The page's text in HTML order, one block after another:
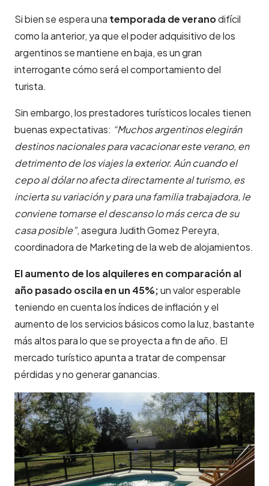
Si bien se espera una temporada de veranodifícil
como la anterior, ya que el poder adquisitivo de los
argentinos se mantiene en baja, es un gran
interrogante cómo será el comportamiento del
turista.
Sin embargo, los prestadores turísticos locales tienen
buenas expectativas: “Muchos argentinos elegirán
destinos nacionales para vacacionar este verano, en
detrimento de los viajes la exterior. Aún cuando el
cepo al dólar no afecta directamente al turismo, es
incierta su variación y para una familia trabajadora, le
conviene tomarse el descanso lo más cerca de su
casa posible”, asegura Judith Gomez Pereyra,
coordinadora de Marketing de la web de alojamientos.
El aumento de los alquileres en comparación al
año pasadooscilaen un 45%;un valor esperable
teniendo en cuenta los índices de inflación y el
aumento de los servicios básicos como la luz, bastante
más altos para lo que se proyecta a fin de año. El
mercado turístico apunta a tratar de compensar
pérdidas y no generar ganancias.